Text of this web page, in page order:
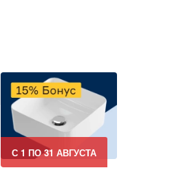
С 1 ПО 31 АВГУСТА